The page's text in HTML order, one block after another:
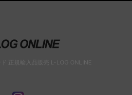
正規輸入品販売 L-LOG ONLINE